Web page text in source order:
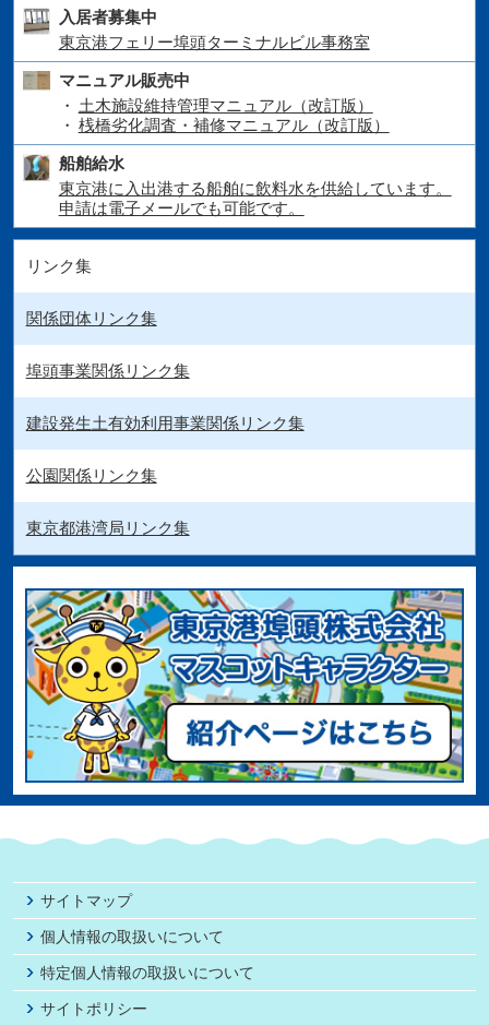
入居者募集中
東京港フェリー埠頭ターミナルビル事務室
マニュアル販売中
土木施設維持管理マニュアル（改訂版）
桟橋劣化調査・補修マニュアル（改訂版）
船舶給水
東京港に入出港する船舶に飲料水を供給しています。
申請は電子メールでも可能です。
リンク集
関係団体リンク集
埠頭事業関係リンク集
建設発生土有効利用事業関係リンク集
公園関係リンク集
東京都港湾局リンク集
サイトマップ
個人情報の取扱いについて
特定個人情報の取扱いについて
サイトポリシー